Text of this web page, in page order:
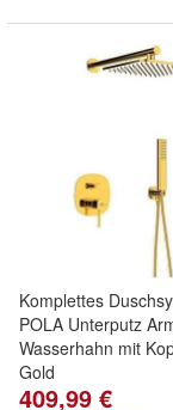
Komplettes
POLA Unterputz
Wasserhahn mit
Gold
409,99 €